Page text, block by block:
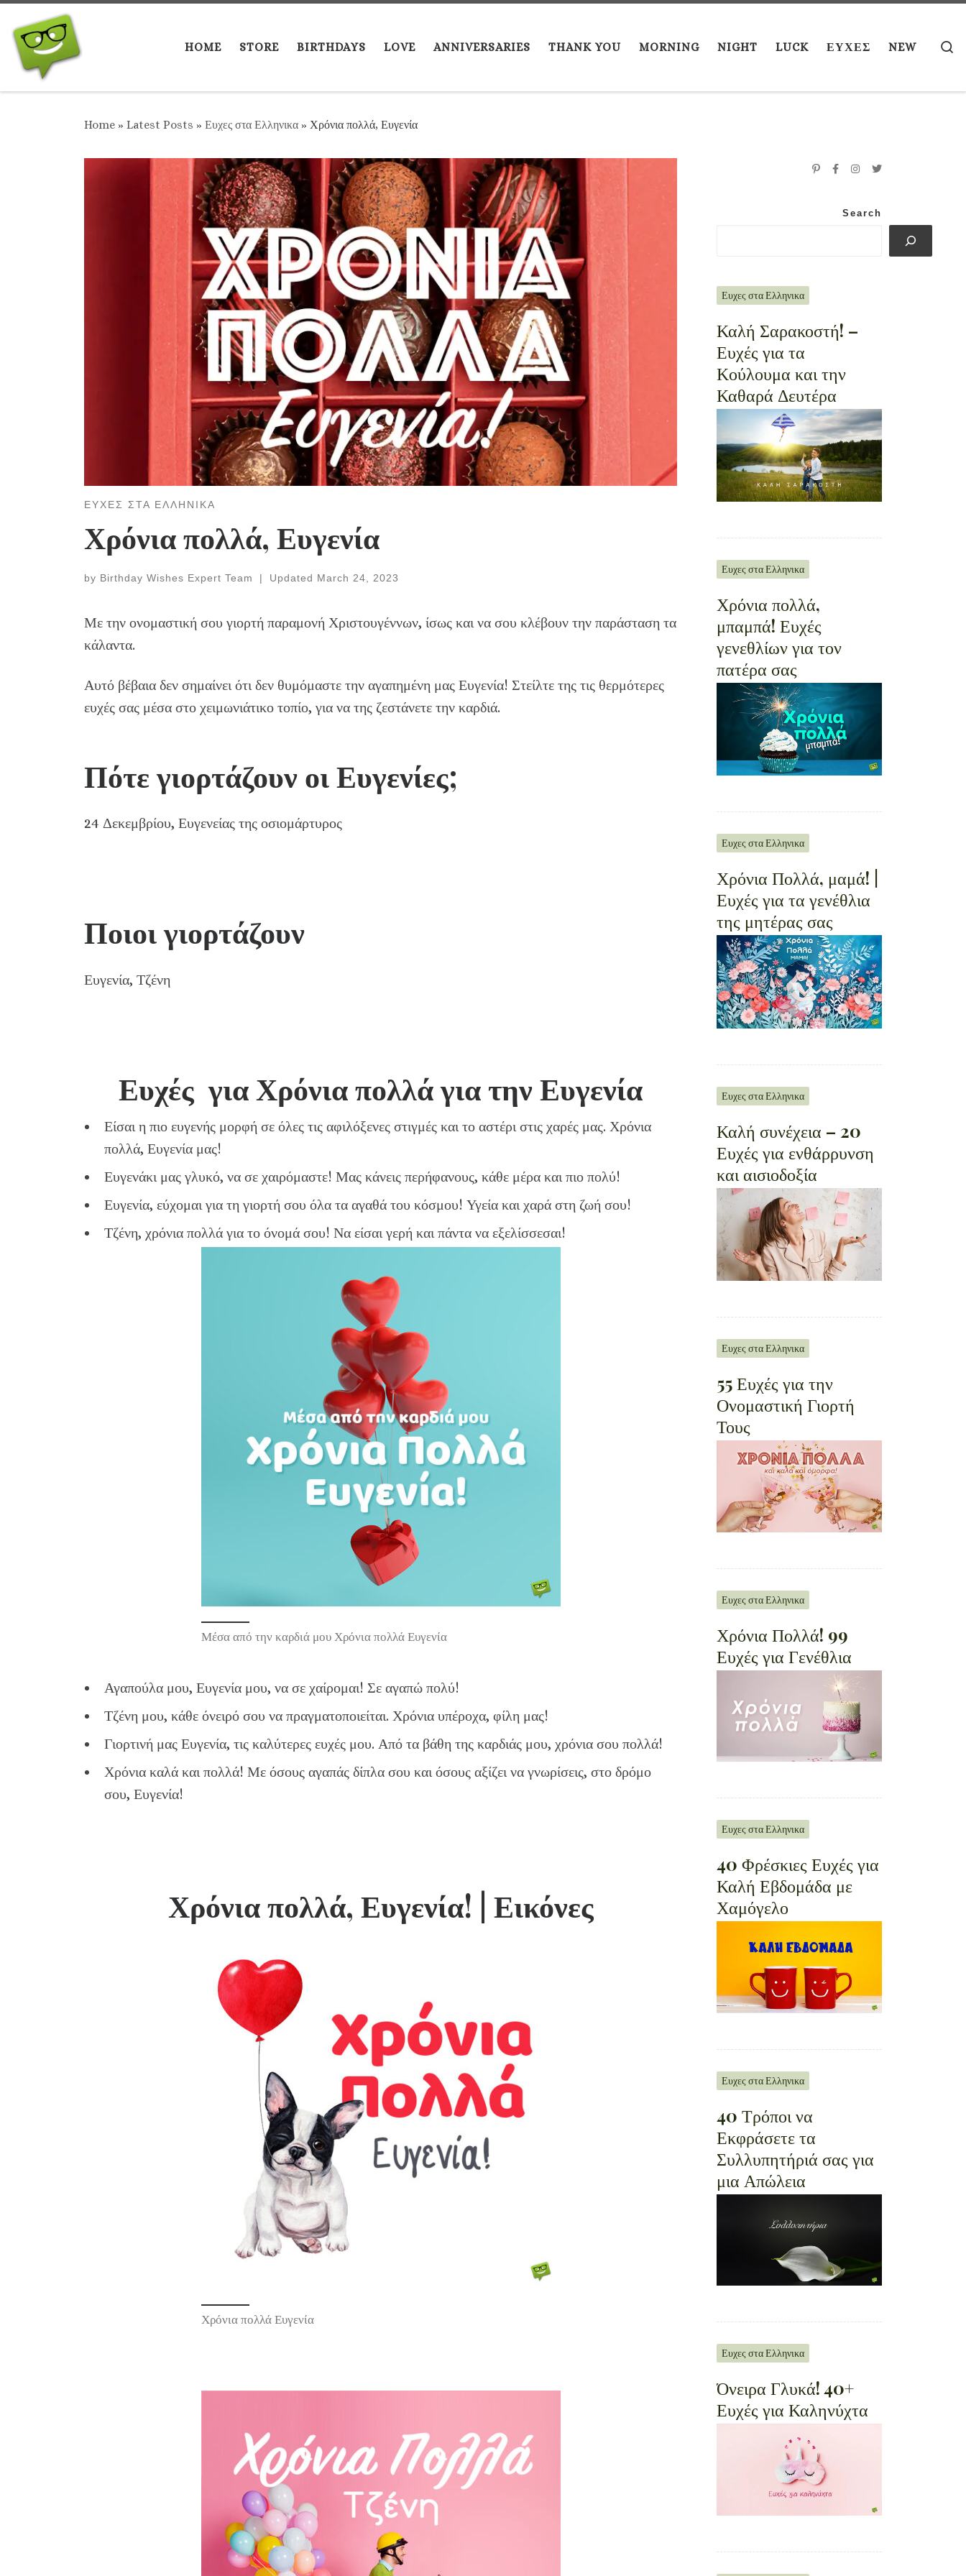
Skip to content
HOME
STORE BIRTHDAYS LOVE ANNIVERSARIES THANK YOU MORNING NIGHT LUCK ΕΥΧΕΣ NEW
Home » Latest Posts » Ευχες στα Ελληνικα » Χρόνια πολλά, Ευγενία
ΕΥΧΕΣ ΣΤΑ ΕΛΛΗΝΙΚΑ
Χρόνια πολλά, Ευγενία
by Birthday Wishes Expert Team | Updated March 24, 2023
Με την ονομαστική σου γιορτή παραμονή Χριστουγέννων, ίσως και να σου κλέβουν την παράσταση τα
κάλαντα.
Αυτό βέβαια δεν σημαίνει ότι δεν θυμόμαστε την αγαπημένη μας Ευγενία! Στείλτε της τις θερμότερες
ευχές σας μέσα στο χειμωνιάτικο τοπίο, για να της ζεστάνετε την καρδιά.
Πότε γιορτάζουν οι Ευγενίες;
24 Δεκεμβρίου, Ευγενείας της οσιομάρτυρος
Ποιοι γιορτάζουν
Ευγενία, Τζένη
Ευχές για Χρόνια πολλά για την Ευγενία
Είσαι η πιο ευγενής μορφή σε όλες τις αφιλόξενες στιγμές και το αστέρι στις χαρές μας. Χρόνια
πολλά, Ευγενία μας!
Ευγενάκι μας γλυκό, να σε χαιρόμαστε! Μας κάνεις περήφανους, κάθε μέρα και πιο πολύ!
Ευγενία, εύχομαι για τη γιορτή σου όλα τα αγαθά του κόσμου! Υγεία και χαρά στη ζωή σου!
Τζένη, χρόνια πολλά για το όνομά σου! Να είσαι γερή και πάντα να εξελίσσεσαι!
Μέσα από την καρδιά μου Χρόνια πολλά Ευγενία
Αγαπούλα μου, Ευγενία μου, να σε χαίρομαι! Σε αγαπώ πολύ!
Τζένη μου, κάθε όνειρό σου να πραγματοποιείται. Χρόνια υπέροχα, φίλη μας!
Γιορτινή μας Ευγενία, τις καλύτερες ευχές μου. Από τα βάθη της καρδιάς μου, χρόνια σου πολλά!
Χρόνια καλά και πολλά! Με όσους αγαπάς δίπλα σου και όσους αξίζει να γνωρίσεις, στο δρόμο
σου, Ευγενία!
Χρόνια πολλά, Ευγενία! | Εικόνες
Χρόνια πολλά Ευγενία
Search
Ευχες στα Ελληνικα
Καλή Σαρακοστή! –
Ευχές για τα
Κούλουμα και την
Καθαρά Δευτέρα
Ευχες στα Ελληνικα
Χρόνια πολλά,
μπαμπά! Ευχές
γενεθλίων για τον
πατέρα σας
Ευχες στα Ελληνικα
Χρόνια Πολλά, μαμά! |
Ευχές για τα γενέθλια
της μητέρας σας
Ευχες στα Ελληνικα
Καλή συνέχεια – 20
Ευχές για ενθάρρυνση
και αισιοδοξία
Ευχες στα Ελληνικα
55 Ευχές για την
Ονομαστική Γιορτή
Τους
Ευχες στα Ελληνικα
Χρόνια Πολλά! 99
Ευχές για Γενέθλια
Ευχες στα Ελληνικα
40 Φρέσκιες Ευχές για
Καλή Εβδομάδα με
Χαμόγελο
Ευχες στα Ελληνικα
40 Τρόποι να
Εκφράσετε τα
Συλλυπητήριά σας για
μια Απώλεια
Ευχες στα Ελληνικα
Όνειρα Γλυκά! 40+
Ευχές για Καληνύχτα